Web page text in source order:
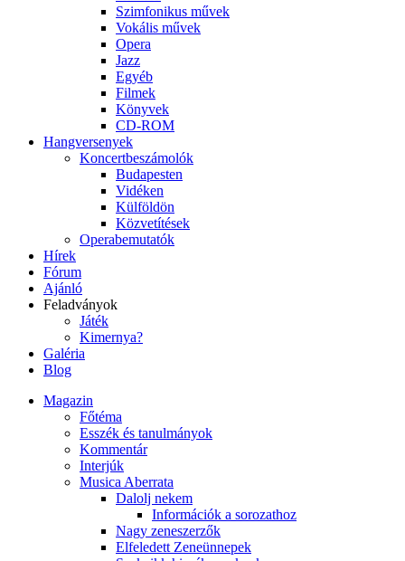
Szimfonikus művek
Vokális művek
Opera
Jazz
Egyéb
Filmek
Könyvek
CD-ROM
Hangversenyek
Koncertbeszámolók
Budapesten
Vidéken
Külföldön
Közvetítések
Operabemutatók
Hírek
Fórum
Ajánló
Feladványok
Játék
Kimernya?
Galéria
Blog
Magazin
Főtéma
Esszék és tanulmányok
Kommentár
Interjúk
Musica Aberrata
Dalolj nekem
Információk a sorozathoz
Nagy zeneszerzők
Elfeledett Zeneünnepek